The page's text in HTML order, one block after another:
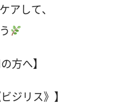
アして、
方へ】
ジリス》】